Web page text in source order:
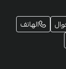
الهاتف